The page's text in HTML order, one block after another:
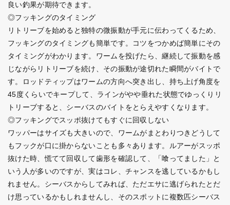
良い釣果が期待できます。
◎フッキングのタイミング
リトリーブを始めると独特の微振動が手元に伝わってくるため、
フッキングのタイミングも簡単です。コツをつかめば簡単にその
タイミングがわかります。ワームを投げたら、継続して振動を感
じながらリトリーブを続け、その振動が途切れた瞬間がバイトで
す。ロッドティップはワームの方向へ突き出し、持ち上げ角度を
45度くらいでキープして、ラインがやや垂れた状態でゆっくりリ
トリーブすると、シーバスのバイトをとらえやすくなります。
◎フッキングでスッポ抜けてもすぐに回収しない
ワッパーはサイズも大きいので、ワームがまとわりつきどうして
もフックが口に掛からないことも多々あります。ルアーがスッポ
抜けた時、慌てて回収して歯形を確認して、「喰ってました」と
いう人が多いのですが、実はコレ、チャンスを逃しているかもし
れません。シーバスからしてみれば、ただエサに逃げられたとだ
け思っているかもしれませんし、そのスポットに複数匹シーバス